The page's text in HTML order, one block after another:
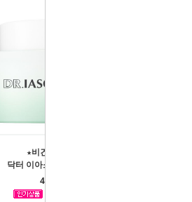
★비건 프렌들리★
닥터 이아소 더마 액션 크림
40,000원